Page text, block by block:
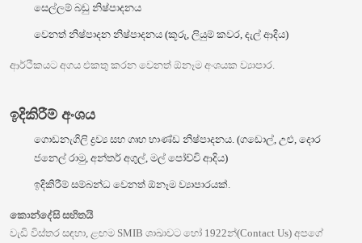
සෙල්ලම් බඩු නිෂ්පාදනය
වෙනත් නිෂ්පාදන නිෂ්පාදනය (කූරු, ලියුම් කවර, දැල් ආදිය)
ආර්ථිකයට අගය එකතු කරන වෙනත් ඕනෑම අංශයක ව්‍යාපාර.
ඉදිකිරීම් අංශය
ගොඩනැගිලි ද්‍රව්‍ය සහ ගෘහ භාණ්ඩ නිෂ්පාදනය. (ගඩොල්, උළු, දොර
ජනෙල් රාමු, අන්තර් අගුල්, මල් පෝච්චි ආදිය)
ඉදිකිරීම් සම්බන්ධ වෙනත් ඕනෑම ව්‍යාපාරයක්.
කොන්දේසි සහිතයි
වැඩි විස්තර සඳහා, ළඟම SMIB ශාඛාවට හෝ 1922න්(Contact Us) අපගේ